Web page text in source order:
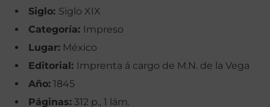
Siglo: Siglo XIX
Categoría: Impreso
Lugar: México
Editorial: Imprenta á cargo de M.N. de la Vega
Año: 1845
Páginas: 312 p., 1 lám.